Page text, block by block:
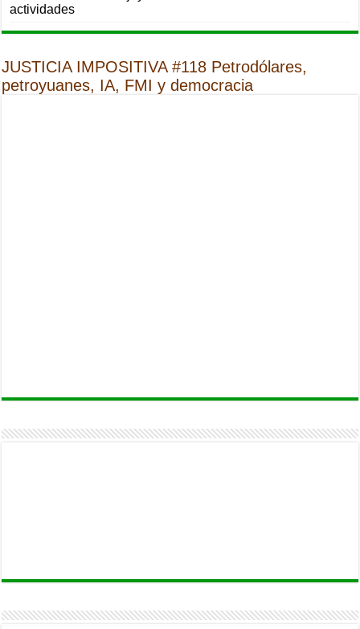
actividades
JUSTICIA IMPOSITIVA #118 Petrodólares,
petroyuanes, IA, FMI y democracia